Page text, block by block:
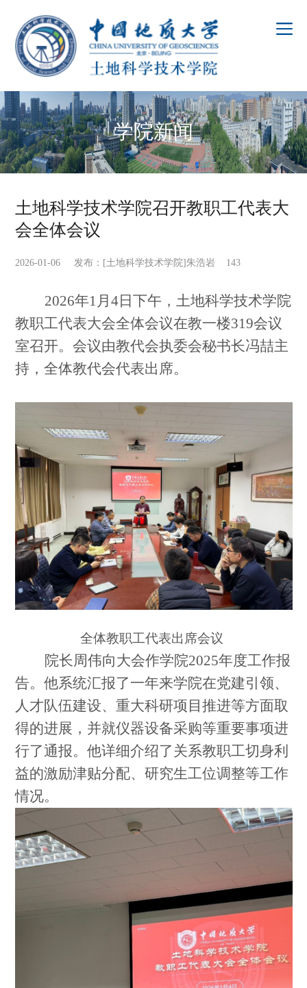
学院新闻
土地科学技术学院召开教职工代表大
会全体会议
2026-01-06 发布：[土地科学技术学院]朱浩岩 143
2026年1月4日下午，土地科学技术学院
教职工代表大会全体会议在教一楼319会议
室召开。会议由教代会执委会秘书长冯喆主
持，全体教代会代表出席。
全体教职工代表出席会议
院长周伟向大会作学院2025年度工作报
告。他系统汇报了一年来学院在党建引领、
人才队伍建设、重大科研项目推进等方面取
得的进展，并就仪器设备采购等重要事项进
行了通报。他详细介绍了关系教职工切身利
益的激励津贴分配、研究生工位调整等工作
情况。